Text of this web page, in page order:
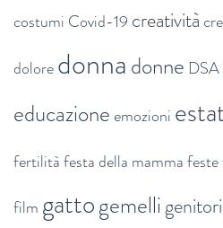
costumi Covid-19 creatività
doloredonnadonne DSA
educazioneemozioni
fertilitàfesta della mammafeste
film gattogemelligenitori